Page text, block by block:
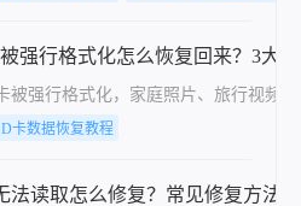
强行格式化怎么恢复回来？3大
被强行格式化，家庭照片、旅行视频
卡数据恢复教程
法读取怎么修复？常见修复方法